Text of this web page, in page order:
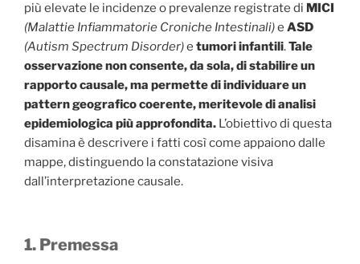
più elevate le incidenze o prevalenze registrate di MICI
(Malattie Infiammatorie Croniche Intestinali)e ASD
(Autism Spectrum Disorder)e tumori infantili.Tale
osservazione non consente, da sola, di stabilire un
rapporto causale, ma permette di individuare un
pattern geografico coerente, meritevole di analisi
epidemiologica più approfondita. L’obiettivo di questa
disamina è descrivere i fatti così come appaiono dalle
mappe, distinguendo la constatazione visiva
dall’interpretazione causale.
1. Premessa